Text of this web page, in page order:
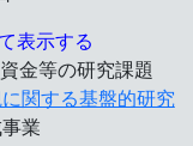
表示する
金等の研究課題
関する基盤的研究
業